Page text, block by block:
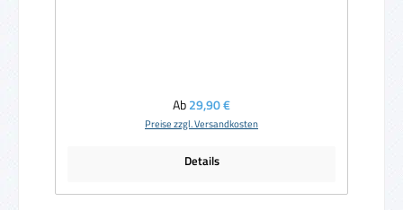
Regulärer Preis:
Ab29,90 €
Preise zzgl. Versandkosten
Details